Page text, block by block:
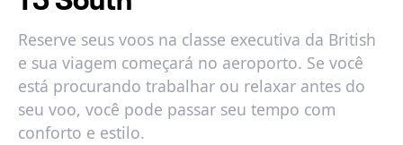
Reserve seus voos na classe executiva da British
e sua viagem começará no aeroporto. Se você
está procurando trabalhar ou relaxar antes do
seu voo, você pode passar seu tempo com
conforto e estilo.